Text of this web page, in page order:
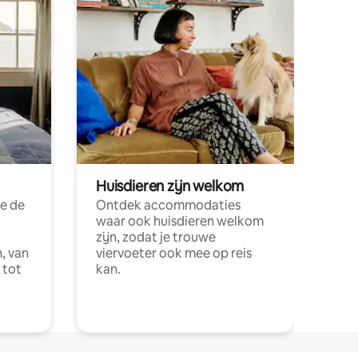
de
van
tot
Huisdieren zijn welkom
Ontdek accommodaties
waar ook huisdieren welkom
zijn, zodat je trouwe
viervoeter ook mee op reis
kan.